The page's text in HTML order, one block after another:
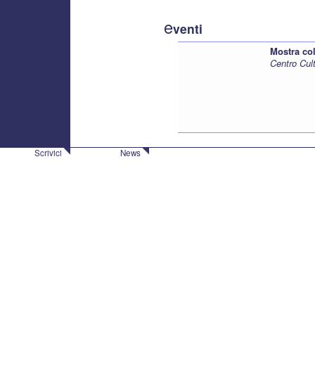
eventi
Mostra
Centro
Scrivici News